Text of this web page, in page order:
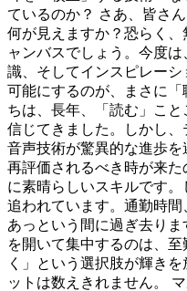
ているのか？ さあ、皆さ
何が見えますか？恐らく
ャンバスでしょう。今度
識、そしてインスピレー
可能にするのが、まさに
ちは、長年、「読む」こ
信じてきました。しかし
音声技術が驚異的な進歩
再評価されるべき時が来
に素晴らしいスキルです
追われています。通勤時
あっという間に過ぎ去り
を開いて集中するのは、
く」という選択肢が輝き
ットは数えきれません。